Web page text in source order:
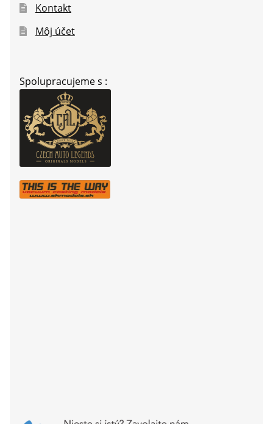
Kontakt
Môj účet
Spolupracujeme s :